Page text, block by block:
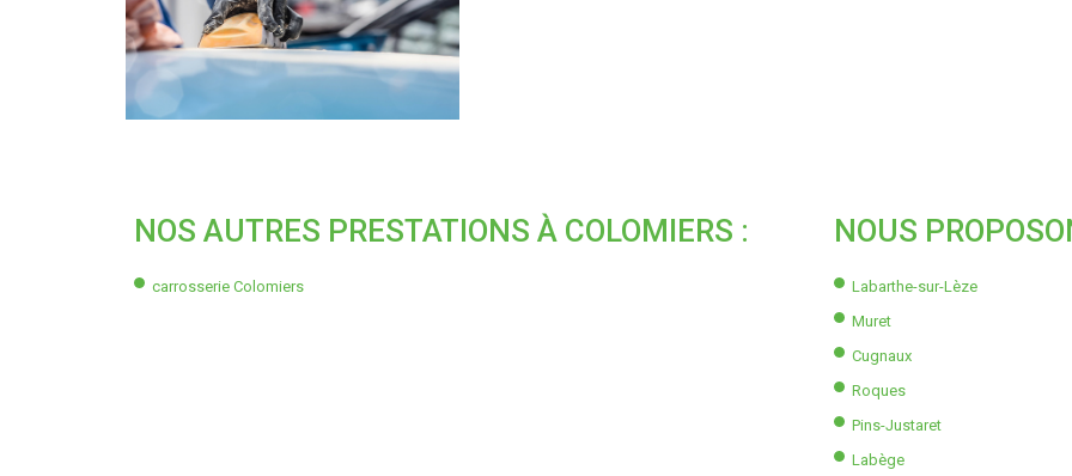
NOS AUTRES PRESTATIONS À COLOMIERS :
carrosserie Colomiers
NOUS
Labarthe-sur-Lèze
Muret
Cugnaux
Roques
Pins-Justaret
Labège